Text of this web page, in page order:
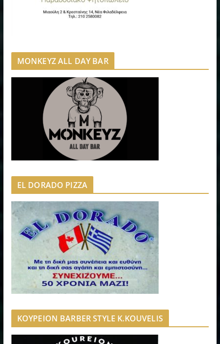
MONKEYZ ALL DAY BAR
EL DORADO PIZZA
ΚΟΥΡΕΙΟΝ BARBER STYLE K.KOUVELIS